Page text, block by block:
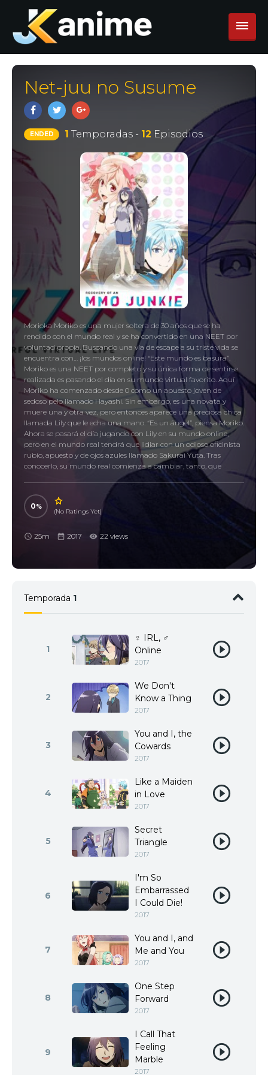
Net-juu no Susume
ENDED 1 Temporadas - 12 Episodios
Morioka Moriko es una mujer soltera de 30 años que se ha
rendido con el mundo real y se ha convertido en una NEET por
voluntad propia. Buscando una vía de escape a su triste vida se
encuentra con… ¡los mundos online! “Este mundo es basura”.
Moriko es una NEET por completo y su única forma de sentirse
realizada es pasando el día en su mundo virtual favorito. Aquí
Moriko ha comenzado desde 0 como un apuesto joven de
sedoso pelo llamado Hayashi. Sin embargo, es una novata y
muere una y otra vez, pero entonces aparece una preciosa chica
llamada Lily que le echa una mano. “Es un ángel”, piensa Moriko.
Ahora se pasará el día jugando con Lily en su mundo online,
pero en el mundo real tendrá que lidiar con un odioso oficinista
rubio, apuesto y de ojos azules llamado Sakurai Yuta. Tras
conocerlo, su mundo real comienza a cambiar, tanto, que
incluso afecta a su vida online. ¡¿Perderá Moriko su preciada
vida online por culpa de este encuentro?!
Recovery of an MMO Junkie, ネト充のススメ
0
(No Ratings Yet)
25m 2017 22 views
Temporada 1
1
♀ IRL, ♂
Online
2017
2
We Don't
Know a Thing
2017
3
You and I, the
Cowards
2017
4
Like a Maiden
in Love
2017
5
Secret
Triangle
2017
6
I'm So
Embarrassed
I Could Die!
2017
7
You and I, and
Me and You
2017
8
One Step
Forward
2017
9
I Call That
Feeling
Marble
2017